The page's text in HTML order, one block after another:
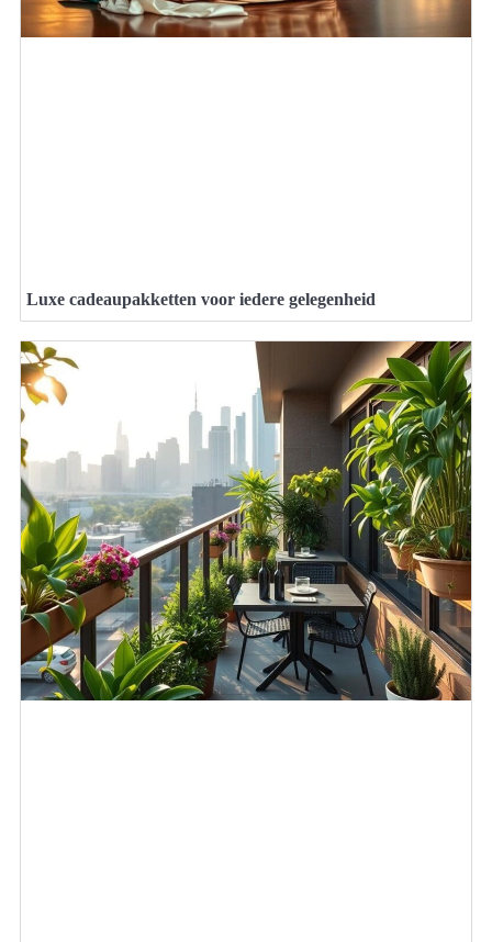
Luxe cadeaupakketten voor iedere gelegenheid